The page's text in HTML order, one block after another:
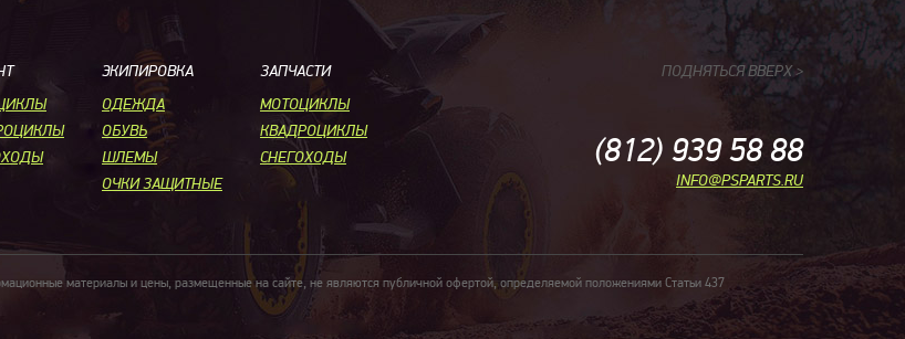
ПОДНЯТЬСЯ ВВЕРХ>
(812) 939 58 88
INFO@PSPARTS.RU
ЭКИПИРОВКА
ОДЕЖДА
ОБУВЬ
ШЛЕМЫ
ОЧКИ ЗАЩИТНЫЕ
ЗАПЧАСТИ
МОТОЦИКЛЫ
КВАДРОЦИКЛЫ
СНЕГОХОДЫ
материалы и цены, размещенные на сайте, не являются публичной офертой, определяемой положениями Статьи 437